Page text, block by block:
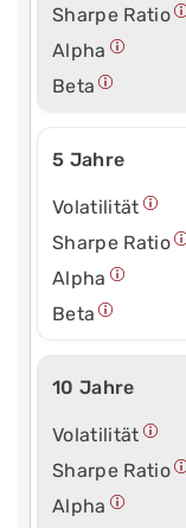
Sharpe Ratio
Alpha
Beta
5 Jahre
Volatilität
Sharpe Ratio
Alpha
Beta
10 Jahre
Volatilität
Sharpe Ratio
Alpha